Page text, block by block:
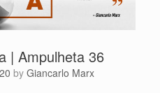
| Ampulheta 36
by Giancarlo Marx